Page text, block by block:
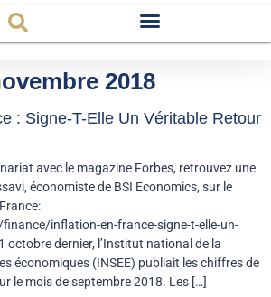
2018
: Signe-T-Elle Un Véritable Retour
avec le magazine Forbes, retrouvez une
économiste de BSI Economics, sur le
inflation-en-france-signe-t-elle-un-
dernier, l’Institut national de la
économiques (INSEE) publiait les chiffres de
le mois de septembre 2018. Les […]